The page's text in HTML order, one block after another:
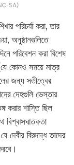
SA)
পরিচর্যা করা, তার
অনুষ্ঠানগুলিতে
পরিবেশন করা বিশেষ
কোনও সময়ে মাত্র
জন্য সতীত্বের
দেহগুলি ভেস্তার
করার শাস্তি ছিল
বিশ্বাসঘাতকতা
দেবীর বিরুদ্ধে তাদের